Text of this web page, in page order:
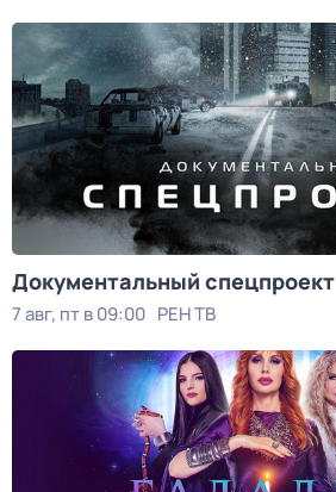
Документальный спецпроект
7 авг, пт в 09:00 РЕН ТВ